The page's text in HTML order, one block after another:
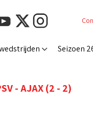
Seizoen
- AJAX (2 - 2)